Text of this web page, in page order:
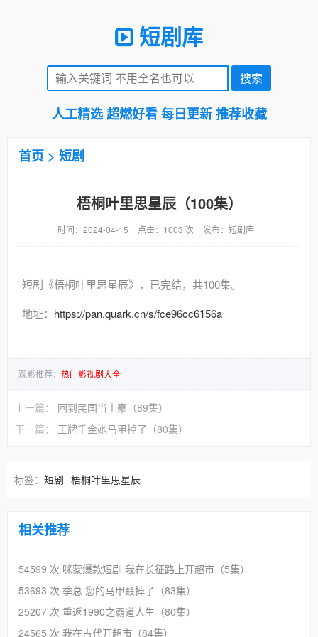
短剧库
人工精选 超燃好看 每日更新 推荐收藏
首页 > 短剧
梧桐叶里思星辰（100集）
时间：2024-04-15 点击：1003 次 发布：短剧库
短剧《梧桐叶里思星辰》，已完结，共100集。
地址： https://pan.quark.cn/s/fce96cc6156a
观影推荐： 热门影视剧大全
上一篇： 回到民国当土豪（89集）
下一篇： 王牌千金她马甲掉了（80集）
标签： 短剧 梧桐叶里思星辰
相关推荐
54599 次 咪蒙爆款短剧 我在长征路上开超市（5集）
53693 次 季总 您的马甲叒掉了（83集）
25207 次 重返1990之霸道人生（80集）
24565 次 我在古代开超市（84集）